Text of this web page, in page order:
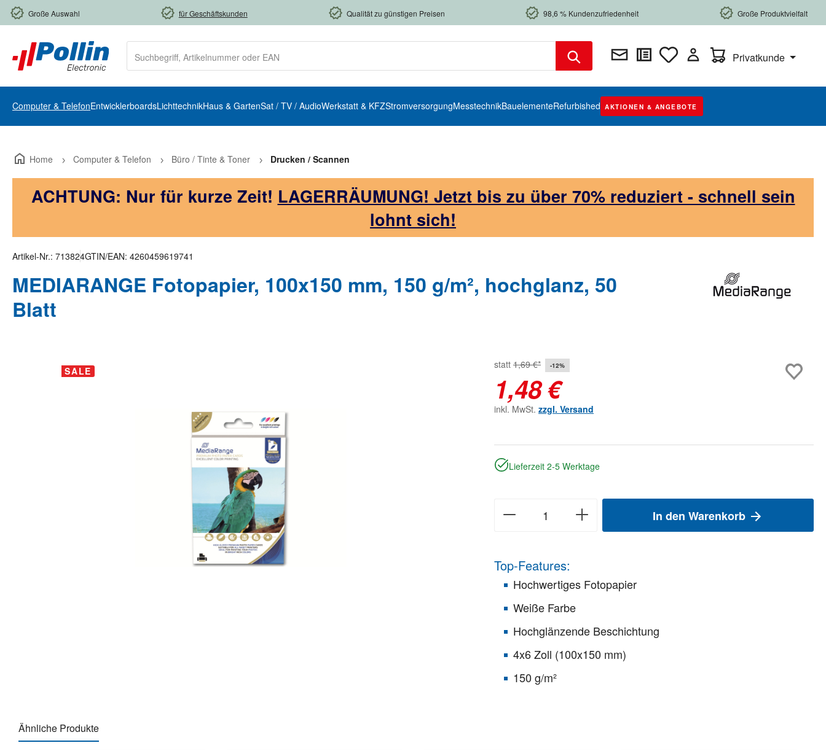
Hauptinhalt springen
Zur Suche springen
Zur Hauptnavigation springen
Große Auswahl für Geschäftskunden Qualität zu günstigen Preisen 98,6 % Kundenzufriedenheit Große Produktvielfalt
Warenkorb enthält 0
Privatkunde
Computer & TelefonEntwicklerboardsLichttechnikHaus & GartenSat / TV / AudioWerkstatt & KFZStromversorgungMesstechnikBauelementeRefurbished AKTIONEN & ANGEBOTE
Home Computer & Telefon Büro / Tinte & Toner Drucken / Scannen
ACHTUNG: Nur für kurze Zeit! LAGERRÄUMUNG! Jetzt bis zu über 70% reduziert - schnell sein
lohnt sich!
Artikel-Nr.: 713824GTIN/EAN: 4260459619741
MEDIARANGE Fotopapier, 100x150 mm, 150 g/m², hochglanz, 50
Blatt
Bildergalerie überspringen
SALE
statt 1,69 €* -12%
1,48 €
inkl. MwSt. zzgl. Versand
Lieferzeit 2-5 Werktage
In den Warenkorb
Top-Features:
Hochwertiges Fotopapier
Weiße Farbe
Hochglänzende Beschichtung
4x6 Zoll (100x150 mm)
150 g/m²
Ähnliche Produkte